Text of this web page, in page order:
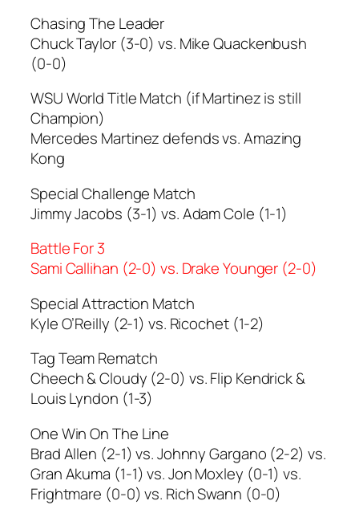
Chasing The Leader
Chuck Taylor (3-0) vs. Mike Quackenbush
(0-0)
WSU World Title Match (if Martinez is still
Champion)
Mercedes Martinez defends vs. Amazing
Kong
Special Challenge Match
Jimmy Jacobs (3-1) vs. Adam Cole (1-1)
Battle For 3
Sami Callihan (2-0) vs. Drake Younger (2-0)
Special Attraction Match
Kyle O’Reilly (2-1) vs. Ricochet (1-2)
Tag Team Rematch
Cheech & Cloudy (2-0) vs. Flip Kendrick &
Louis Lyndon (1-3)
One Win On The Line
Brad Allen (2-1) vs. Johnny Gargano (2-2) vs.
Gran Akuma (1-1) vs. Jon Moxley (0-1) vs.
Frightmare (0-0) vs. Rich Swann (0-0)